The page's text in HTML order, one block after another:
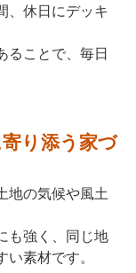
、休日にデッキ
ることで、毎日
り添う家づ
地の気候や風土
も強く、同じ地
素材です。